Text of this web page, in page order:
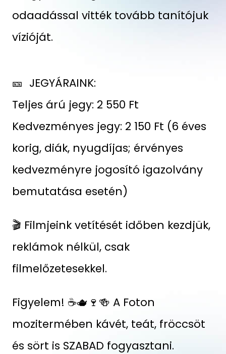
odaadással vitték tovább tanítójuk
vízióját.
🎫 JEGYÁRAINK:
Teljes árú jegy: 2 550 Ft
Kedvezményes jegy: 2 150 Ft (6 éves
korig, diák, nyugdíjas; érvényes
kedvezményre jogosító igazolvány
bemutatása esetén)
🎬 Filmjeink vetítését időben kezdjük,
reklámok nélkül, csak
filmelőzetesekkel.
Figyelem! ☕🫖🍷🍻 A Foton
mozitermében kávét, teát, fröccsöt
és sört is SZABAD fogyasztani.